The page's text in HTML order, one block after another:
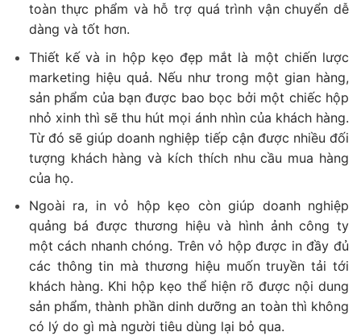
toàn thực phẩm và hỗ trợ quá trình vận chuyển dễ
dàng và tốt hơn.
Thiết kế và in hộp kẹo đẹp mắt là một chiến lược
marketing hiệu quả. Nếu như trong một gian hàng,
sản phẩm của bạn được bao bọc bởi một chiếc hộp
nhỏ xinh thì sẽ thu hút mọi ánh nhìn của khách hàng.
Từ đó sẽ giúp doanh nghiệp tiếp cận được nhiều đối
tượng khách hàng và kích thích nhu cầu mua hàng
của họ.
Ngoài ra, in vỏ hộp kẹo còn giúp doanh nghiệp
quảng bá được thương hiệu và hình ảnh công ty
một cách nhanh chóng. Trên vỏ hộp được in đầy đủ
các thông tin mà thương hiệu muốn truyền tải tới
khách hàng. Khi hộp kẹo thể hiện rõ được nội dung
sản phẩm, thành phần dinh dưỡng an toàn thì không
có lý do gì mà người tiêu dùng lại bỏ qua.